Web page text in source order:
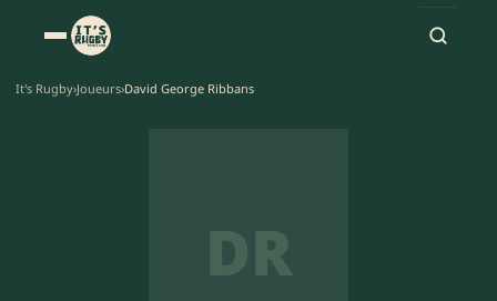
It's Rugby›Joueurs›David George Ribbans
DR